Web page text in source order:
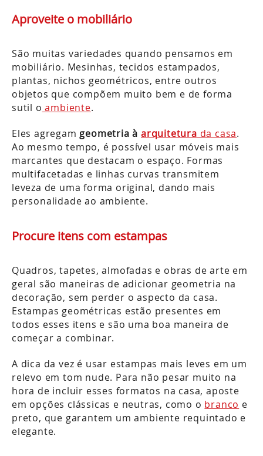
Aproveite o mobiliário
São muitas variedades quando pensamos em
mobiliário. Mesinhas, tecidos estampados,
plantas, nichos geométricos, entre outros
objetos que compõem muito bem e de forma
sutil o ambiente.
Eles agregam geometria àarquitetura da casa.
Ao mesmo tempo, é possível usar móveis mais
marcantes que destacam o espaço. Formas
multifacetadas e linhas curvas transmitem
leveza de uma forma original, dando mais
personalidade ao ambiente.
Procure itens com estampas
Quadros, tapetes, almofadas e obras de arte em
geral são maneiras de adicionar geometria na
decoração, sem perder o aspecto da casa.
Estampas geométricas estão presentes em
todos esses itens e são uma boa maneira de
começar a combinar.
A dica da vez é usar estampas mais leves em um
relevo em tom nude. Para não pesar muito na
hora de incluir esses formatos na casa, aposte
em opções clássicas e neutras, como o branco e
preto, que garantem um ambiente requintado e
elegante.